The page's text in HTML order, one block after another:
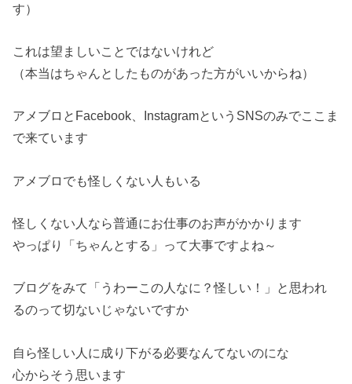
す）
これは望ましいことではないけれど
（本当はちゃんとしたものがあった方がいいからね）
アメブロとFacebook、InstagramというSNSのみでここま
で来ています
アメブロでも怪しくない人もいる
怪しくない人なら普通にお仕事のお声がかかります
やっぱり「ちゃんとする」って大事ですよね～
ブログをみて「うわーこの人なに？怪しい！」と思われ
るのって切ないじゃないですか
自ら怪しい人に成り下がる必要なんてないのにな
心からそう思います